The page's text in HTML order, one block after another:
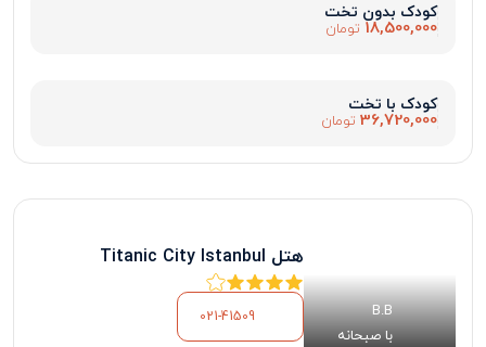
کودک بدون تخت
18,500,000 تومان
کودک با تخت
36,720,000 تومان
B.B
با صبحانه
هتل Titanic City Istanbul
021-41509